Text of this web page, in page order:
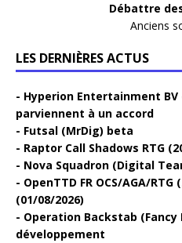
Débattre
Anciens
LES DERNIÈRES ACTUS
Hyperion Entertainment
parviennent à un accord
Futsal (MrDig) beta
Raptor Call Shadows RTG
Nova Squadron (Digital
OpenTTD FR OCS/AGA/
(01/08/2026)
Operation Backstab (Fancy
développement